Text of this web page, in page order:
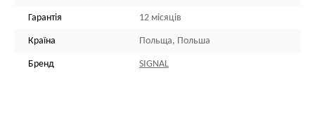
Гарантія 12 місяців
Країна Польща, Польша
Бренд SIGNAL